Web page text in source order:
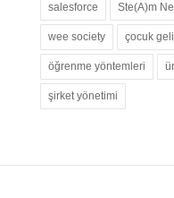
salesforce Ste(A)m
wee society çocuk
öğrenme yöntemleri
şirket yönetimi